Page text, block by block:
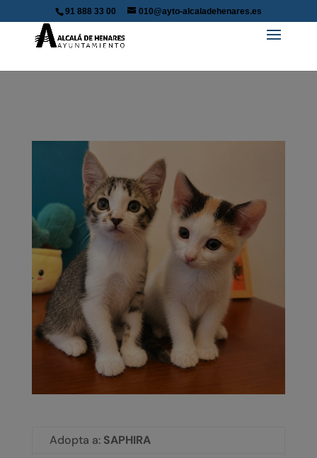
91 888 33 00 010@ayto-alcaladehenares.es
Adopta a: SAPHIRA